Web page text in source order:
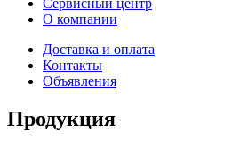
Сервисный центр
О компании
Доставка и оплата
Контакты
Объявления
Продукция